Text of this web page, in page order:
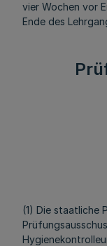
vier Wochen vor
Ende des
(1) Die staatliche